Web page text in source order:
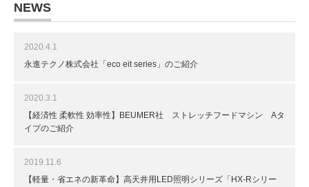
NEWS
2020.4.1
永進テクノ株式会社「eco eit series」のご紹介
2020.3.1
【経済性 柔軟性 効率性】BEUMER社 ストレッチフードマシン Aタ
イプのご紹介
2019.11.6
【軽量・省エネの新革命】高天井用LED照明シリーズ「HX-Rシリー